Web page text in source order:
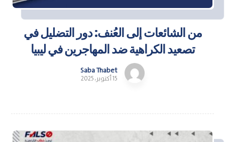
من الشائعات إلى العُنف: دور التضليل في
تصعيد الكراهية ضد المهاجرين في ليبيا
Saba Thabet
15 أكتوبر، 2025